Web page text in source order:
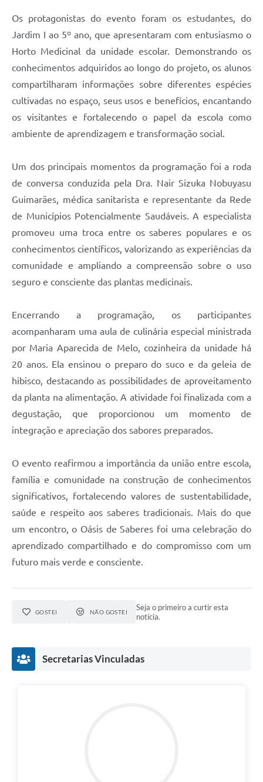
Os protagonistas do evento foram os estudantes, do
Jardim I ao 5º ano, que apresentaram com entusiasmo o
Horto Medicinal da unidade escolar. Demonstrando os
conhecimentos adquiridos ao longo do projeto, os alunos
compartilharam informações sobre diferentes espécies
cultivadas no espaço, seus usos e benefícios, encantando
os visitantes e fortalecendo o papel da escola como
ambiente de aprendizagem e transformação social.
Um dos principais momentos da programação foi a roda
de conversa conduzida pela Dra. Nair Sizuka Nobuyasu
Guimarães, médica sanitarista e representante da Rede
de Municípios Potencialmente Saudáveis. A especialista
promoveu uma troca entre os saberes populares e os
conhecimentos científicos, valorizando as experiências da
comunidade e ampliando a compreensão sobre o uso
seguro e consciente das plantas medicinais.
Encerrando a programação, os participantes
acompanharam uma aula de culinária especial ministrada
por Maria Aparecida de Melo, cozinheira da unidade há
20 anos. Ela ensinou o preparo do suco e da geleia de
hibisco, destacando as possibilidades de aproveitamento
da planta na alimentação. A atividade foi finalizada com a
degustação, que proporcionou um momento de
integração e apreciação dos sabores preparados.
O evento reafirmou a importância da união entre escola,
família e comunidade na construção de conhecimentos
significativos, fortalecendo valores de sustentabilidade,
saúde e respeito aos saberes tradicionais. Mais do que
um encontro, o Oásis de Saberes foi uma celebração do
aprendizado compartilhado e do compromisso com um
futuro mais verde e consciente.
GOSTEI NÃO GOSTEI
Seja o primeiro a curtir esta
notícia.
Secretarias Vinculadas